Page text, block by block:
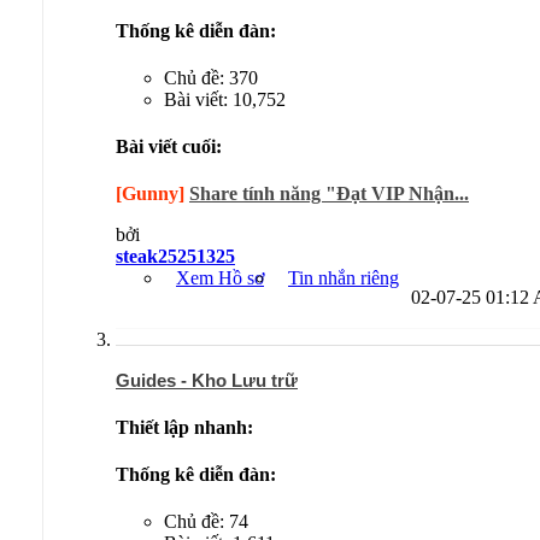
Thống kê diễn đàn:
Chủ đề: 370
Bài viết: 10,752
Bài viết cuối:
[Gunny] Share tính năng "Đạt VIP Nhận...
bởi
steak25251325
Xem Hồ sơ
Tin nhắn riêng
02-07-25 01:12
Guides - Kho Lưu trữ
Thiết lập nhanh:
Thống kê diễn đàn:
Chủ đề: 74